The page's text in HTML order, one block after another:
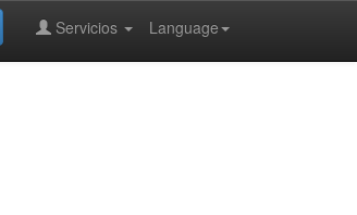
Language
Servicios